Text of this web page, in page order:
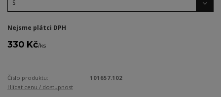
Nejsme plátci DPH
330 Kč/ks
Číslo produktu:
101657.102
Hlídat cenu / dostupnost